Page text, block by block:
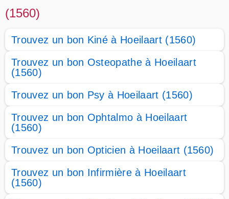
(1560)
Trouvez un bon Kiné à Hoeilaart (1560)
Trouvez un bon Osteopathe à Hoeilaart
(1560)
Trouvez un bon Psy à Hoeilaart (1560)
Trouvez un bon Ophtalmo à Hoeilaart
(1560)
Trouvez un bon Opticien à Hoeilaart (1560)
Trouvez un bon Infirmière à Hoeilaart
(1560)